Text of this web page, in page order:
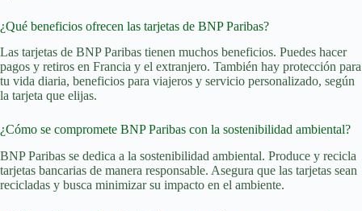
¿Qué beneficios ofrecen las tarjetas de BNP Paribas?
Las tarjetas de BNP Paribas tienen muchos beneficios. Puedes hacer
pagos y retiros en Francia y el extranjero. También hay protección para
tu vida diaria, beneficios para viajeros y servicio personalizado, según
la tarjeta que elijas.
¿Cómo se compromete BNP Paribas con la sostenibilidad ambiental?
BNP Paribas se dedica a la sostenibilidad ambiental. Produce y recicla
tarjetas bancarias de manera responsable. Asegura que las tarjetas sean
recicladas y busca minimizar su impacto en el ambiente.